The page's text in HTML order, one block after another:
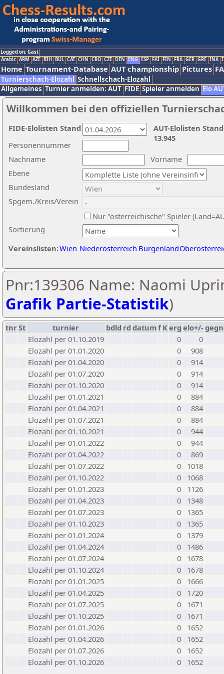
Logged on: Gast
Arabic ARM AZE BIH BUL CAT CHN CRO CZE DEN ENG ESP FAI FIN FRA GER GRE INA
Home Tournament-Database AUT championship Pictures
Turnierschach-Elozahl Schnellschach-Elozahl
Allgemeines Turnier anmelden: AUT FIDE Spieler anmelden Elo
Willkommen bei den offiziellen
Nachname
Vorname
Ebene
Sortierung
Personennummer
Bundesland
Spgem./Kreis/Verein
Nur "österreichische" Spieler
Vereinslisten:Wien Niederösterreich Burgenland
AUT-Elolisten
13.945
FIDE-Elolisten Stand
Pnr:139306 Name: Naomi
Grafik Partie-Statistik)
tnrSt turnier bdld rd datumf Kerg elo+/-
Elozahl per 01.10.2019
0
0
Elozahl per 01.01.2020
0
908
Elozahl per 01.04.2020
0
914
Elozahl per 01.07.2020
0
914
Elozahl per 01.10.2020
0
914
Elozahl per 01.01.2021
0
884
Elozahl per 01.04.2021
0
884
Elozahl per 01.07.2021
0
884
Elozahl per 01.10.2021
0
944
Elozahl per 01.01.2022
0
944
Elozahl per 01.04.2022
0
869
Elozahl per 01.07.2022
0
1018
Elozahl per 01.10.2022
0
1068
Elozahl per 01.01.2023
0
1126
Elozahl per 01.04.2023
0
1348
Elozahl per 01.07.2023
0
1365
Elozahl per 01.10.2023
0
1365
Elozahl per 01.01.2024
0
1379
Elozahl per 01.04.2024
0
1486
Elozahl per 01.07.2024
0
1678
Elozahl per 01.10.2024
0
1678
Elozahl per 01.01.2025
0
1666
Elozahl per 01.04.2025
0
1720
Elozahl per 01.07.2025
0
1671
Elozahl per 01.10.2025
0
1671
Elozahl per 01.01.2026
0
1652
Elozahl per 01.04.2026
0
1652
Elozahl per 01.07.2026
0
1652
Elozahl per 01.10.2026
0 1652